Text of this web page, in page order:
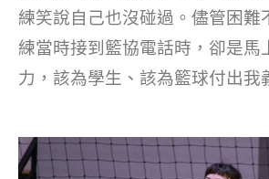
練笑說自己也沒碰過。儘管困難
練當時接到籃協電話時，卻是馬
力，該為學生、該為籃球付出我